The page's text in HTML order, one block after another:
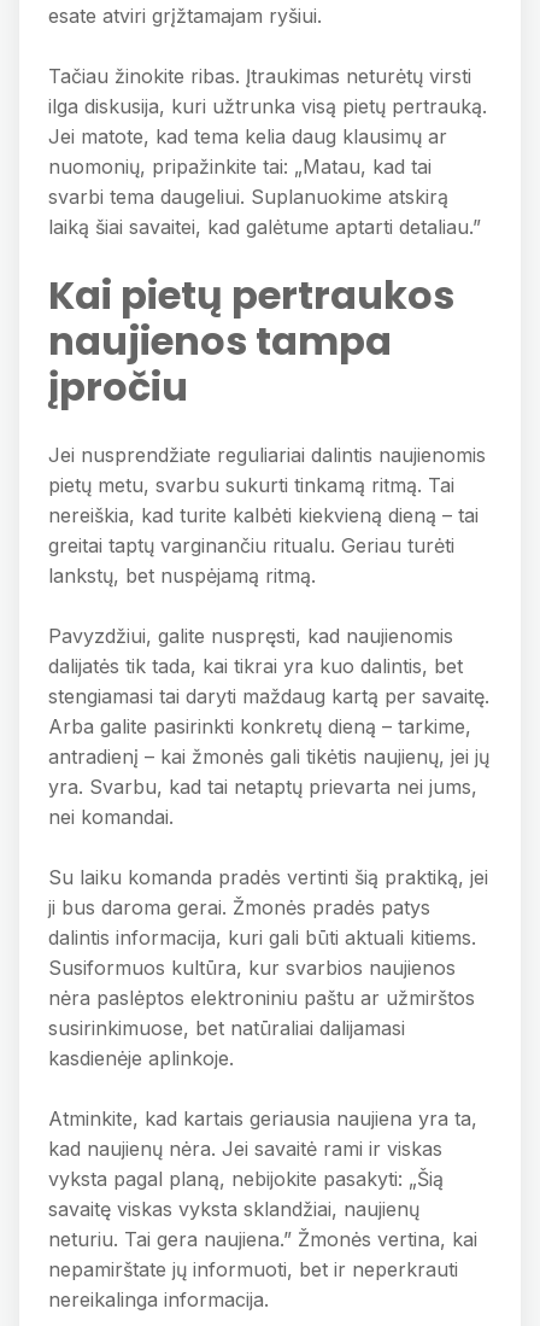
esate atviri grįžtamajam ryšiui.
Tačiau žinokite ribas. Įtraukimas neturėtų virsti
ilga diskusija, kuri užtrunka visą pietų pertrauką.
Jei matote, kad tema kelia daug klausimų ar
nuomonių, pripažinkite tai: „Matau, kad tai
svarbi tema daugeliui. Suplanuokime atskirą
laiką šiai savaitei, kad galėtume aptarti detaliau.”
Kai pietų pertraukos
naujienos tampa
įpročiu
Jei nusprendžiate reguliariai dalintis naujienomis
pietų metu, svarbu sukurti tinkamą ritmą. Tai
nereiškia, kad turite kalbėti kiekvieną dieną – tai
greitai taptų varginančiu ritualu. Geriau turėti
lankstų, bet nuspėjamą ritmą.
Pavyzdžiui, galite nuspręsti, kad naujienomis
dalijatės tik tada, kai tikrai yra kuo dalintis, bet
stengiamasi tai daryti maždaug kartą per savaitę.
Arba galite pasirinkti konkretų dieną – tarkime,
antradienį – kai žmonės gali tikėtis naujienų, jei jų
yra. Svarbu, kad tai netaptų prievarta nei jums,
nei komandai.
Su laiku komanda pradės vertinti šią praktiką, jei
ji bus daroma gerai. Žmonės pradės patys
dalintis informacija, kuri gali būti aktuali kitiems.
Susiformuos kultūra, kur svarbios naujienos
nėra paslėptos elektroniniu paštu ar užmirštos
susirinkimuose, bet natūraliai dalijamasi
kasdienėje aplinkoje.
Atminkite, kad kartais geriausia naujiena yra ta,
kad naujienų nėra. Jei savaitė rami ir viskas
vyksta pagal planą, nebijokite pasakyti: „Šią
savaitę viskas vyksta sklandžiai, naujienų
neturiu. Tai gera naujiena.” Žmonės vertina, kai
nepamirštate jų informuoti, bet ir neperkrauti
nereikalinga informacija.